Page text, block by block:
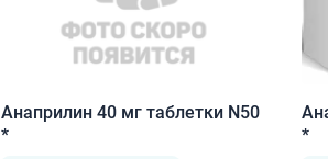
Анаприлин 40 мг таблетки N50
*
*